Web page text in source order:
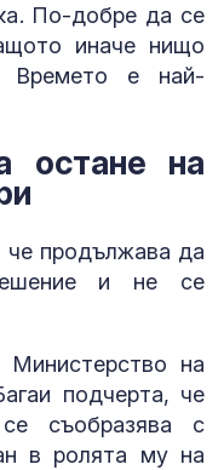
По-добре да се
иначе нищо
Времето е най-
остане на
че продължава да
и не се
Министерство на
подчерта, че
съобразява с
в ролята му на